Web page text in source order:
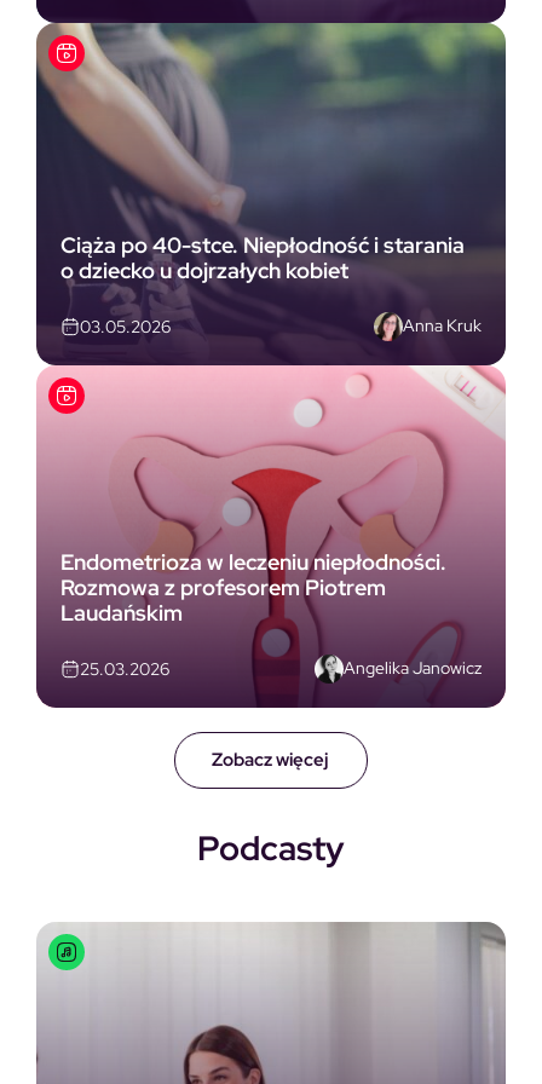
Zobacz więcej
Ciąża po 40-stce. Niepłodność i starania
o dziecko u dojrzałych kobiet
03.05.2026 Anna Kruk
Endometrioza w leczeniu niepłodności.
Rozmowa z profesorem Piotrem
Laudańskim
25.03.2026 Angelika Janowicz
Podcasty